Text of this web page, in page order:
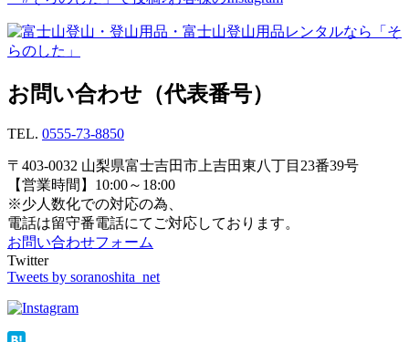
お問い合わせ（代表番号）
TEL. 0555-73-8850
〒403-0032 山梨県富士吉田市上吉田東八丁目23番39号
【営業時間】10:00～18:00
※少人数化での対応の為、
電話は留守番電話にてご対応しております。
お問い合わせフォーム
Twitter
Tweets by soranoshita_net